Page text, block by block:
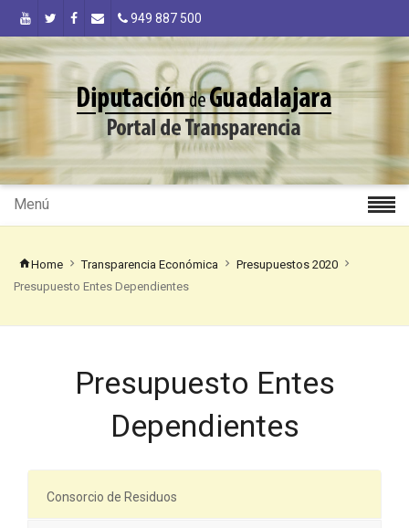
949 887 500
Menú
Home Transparencia Económica
Presupuestos 2020
Presupuesto Entes Dependientes
Presupuesto Entes
Dependientes
Consorcio de Residuos